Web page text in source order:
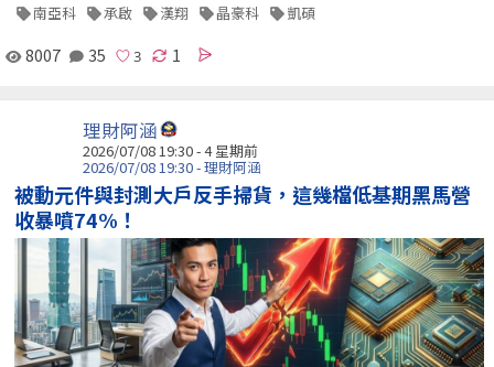
南亞科 承啟 漢翔 晶豪科 凱碩
8007 35 1
理財阿涵
2026/07/08 19:30 - 4 星期前
2026/07/08 19:30 - 理財阿涵
被動元件與封測大戶反手掃貨，這幾檔低基期黑馬營
收暴噴74%！